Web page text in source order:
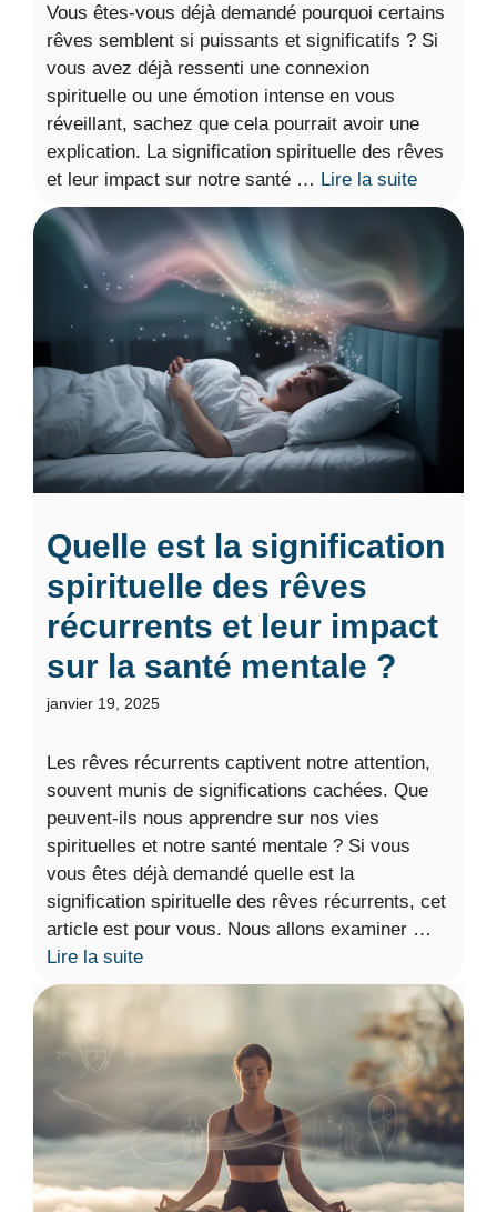
Vous êtes-vous déjà demandé pourquoi certains
rêves semblent si puissants et significatifs ? Si
vous avez déjà ressenti une connexion
spirituelle ou une émotion intense en vous
réveillant, sachez que cela pourrait avoir une
explication. La signification spirituelle des rêves
et leur impact sur notre santé … Lire la suite
Quelle est la signification
spirituelle des rêves
récurrents et leur impact
sur la santé mentale ?
janvier 19, 2025
Les rêves récurrents captivent notre attention,
souvent munis de significations cachées. Que
peuvent-ils nous apprendre sur nos vies
spirituelles et notre santé mentale ? Si vous
vous êtes déjà demandé quelle est la
signification spirituelle des rêves récurrents, cet
article est pour vous. Nous allons examiner …
Lire la suite